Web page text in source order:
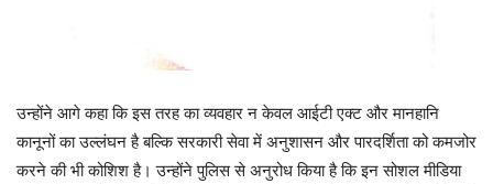
उन्होंने आगे कहा कि इस तरह का व्यवहार न केवल आईटी एक्ट और मानहानि
कानूनों का उल्लंघन है बल्कि सरकारी सेवा में अनुशासन और पारदर्शिता को कमजोर
करने की भी कोशिश है। उन्होंने पुलिस से अनुरोध किया है कि इन सोशल मीडिया